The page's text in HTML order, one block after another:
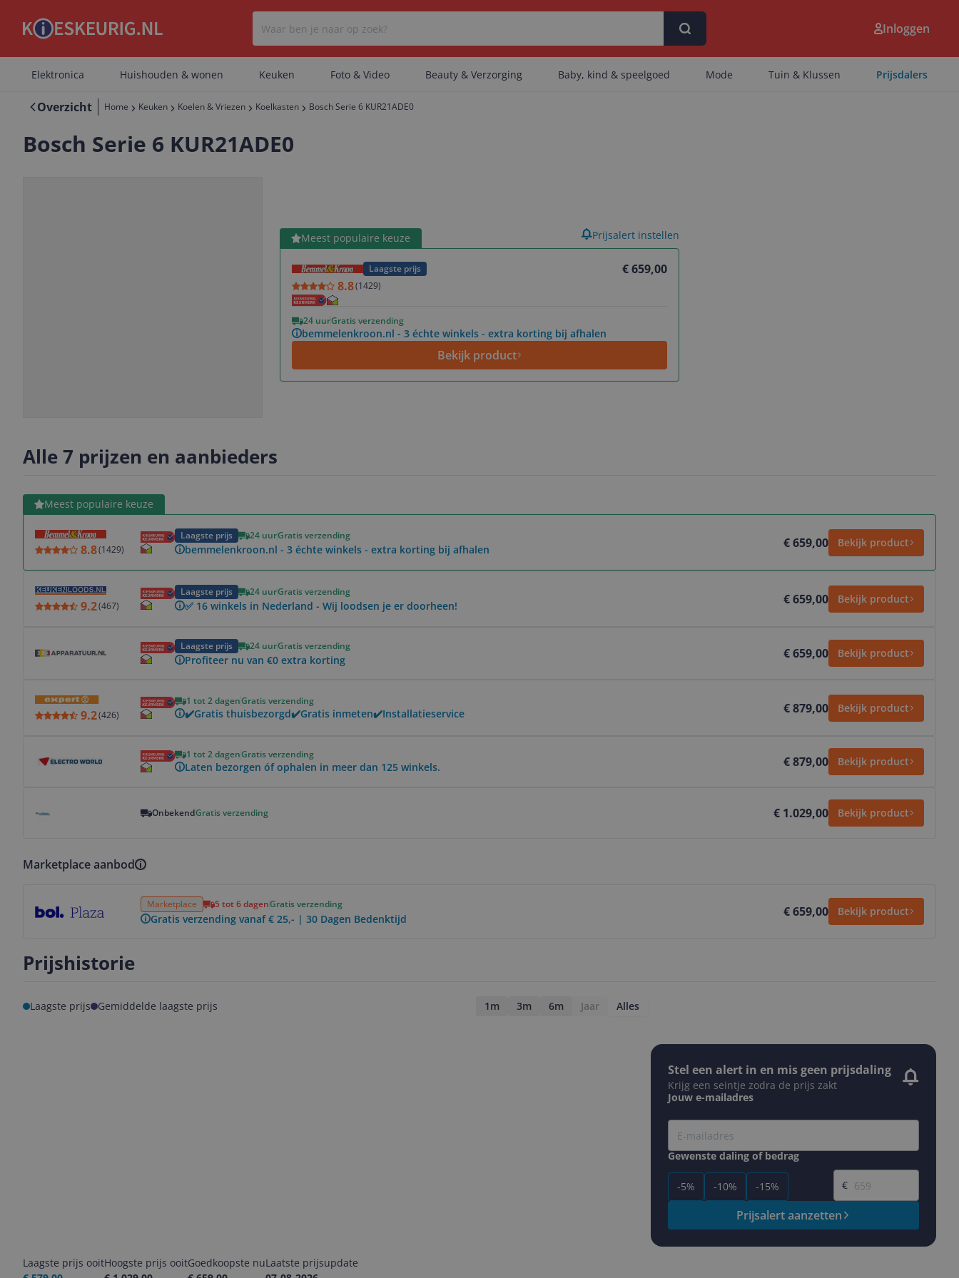
Er zijn geen artikelen gevonden.
Inloggen
Elektronica Huishouden & wonen Keuken Foto & Video Beauty & Verzorging Baby, kind & speelgoed Mode Tuin & Klussen Prijsdalers
Overzicht Home Keuken Koelen & Vriezen Koelkasten Bosch Serie 6 KUR21ADE0
Bosch Serie 6 KUR21ADE0
Meest populaire keuze
Laagste prijs
€ 659,00
8.8(1429)
24 uurGratis verzending
bemmelenkroon.nl - 3 échte winkels - extra korting bij afhalen
Bekijk product
Bekijk product Prijsalert instellen
Alle 7 prijzen en aanbieders
Meest populaire keuze
8.8(1429)
Laagste prijs 24 uurGratis verzending
bemmelenkroon.nl - 3 échte winkels - extra korting bij afhalen € 659,00 Bekijk product
Bekijk product
9.2(467)
Laagste prijs 24 uurGratis verzending
✅ 16 winkels in Nederland - Wij loodsen je er doorheen! € 659,00 Bekijk product
Laagste prijs 24 uurGratis verzending
Profiteer nu van €0 extra korting € 659,00 Bekijk product
9.2(426)
1 tot 2 dagenGratis verzending
✔️Gratis thuisbezorgd✔️Gratis inmeten✔️Installatieservice € 879,00 Bekijk product
1 tot 2 dagenGratis verzending
Laten bezorgen óf ophalen in meer dan 125 winkels. € 879,00 Bekijk product
OnbekendGratis verzending € 1.029,00 Bekijk product
Marketplace aanbod
Marketplace 5 tot 6 dagenGratis verzending
Gratis verzending vanaf € 25,- | 30 Dagen Bedenktijd € 659,00 Bekijk product
Prijshistorie
Laagste prijs Gemiddelde laagste prijs 1m 3m 6m Jaar Alles
Laagste prijs ooitHoogste prijs ooitGoedkoopste nuLaatste prijsupdate
Stel een alert in en mis geen prijsdaling
Krijg een seintje zodra de prijs zakt
Jouw e-mailadres
Gewenste daling of bedrag
-5% -10% -15%
Gewenste prijs
€
Prijsalert aanzetten